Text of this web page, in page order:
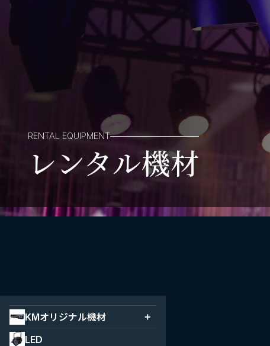
RENTAL EQUIPMENT
レンタル機材
KMオリジナル機材 +
KMオリジナル機材
LED